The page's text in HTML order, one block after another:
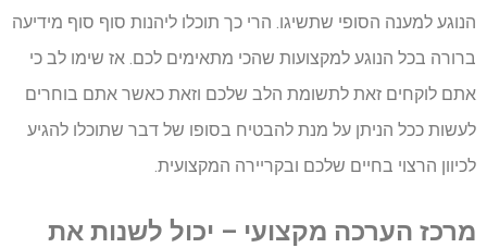
הנוגע למענה הסופי שתשיגו. הרי כך תוכלו ליהנות סוף סוף מידיעה
ברורה בכל הנוגע למקצועות שהכי מתאימים לכם. אז שימו לב כי
אתם לוקחים זאת לתשומת הלב שלכם וזאת כאשר אתם בוחרים
לעשות ככל הניתן על מנת להבטיח בסופו של דבר שתוכלו להגיע
לכיוון הרצוי בחיים שלכם ובקריירה המקצועית.
מרכז הערכה מקצועי – יכול לשנות את